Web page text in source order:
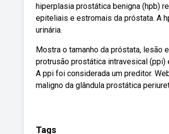
hiperplasia prostática benigna (hpb)
epiteliais e estromais da próstata. A
urinária.
Mostra o tamanho da próstata, lesão
protrusão prostática intravesical (ppi)
A ppi foi considerada um preditor.
maligno da glândula prostática
Tags